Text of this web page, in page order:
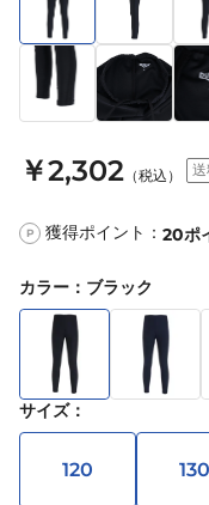
￥2,302 （税込） 送
P 獲得ポイント： 20ポ
カラー ： ブラック
サイズ：
120 130